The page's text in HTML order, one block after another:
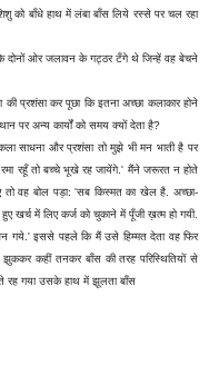
को बाँधे हाथ में लंबा बाँस लिये रस्से पर चल रहा
दोनों ओर जलावन के गट्ठर टँगे थे जिन्हें वह बेचने
प्रशंसा कर पूछा कि इतना अच्छा कलाकार होने
पर अन्य कार्यों को समय क्यों देता है?
साधना और प्रशंसा तो मुझे भी मन भाती है पर
रहूँ तो बच्चे भूखे रह जायेंगे.' मैंने जरूरत न होते
तो वह बोल पड़ा: 'सब किस्मत का खेल है. अच्छा-
खर्च में लिए कर्ज को चुकाने में पूँजी ख़त्म हो गयी.
गये.' इससे पहले कि मैं उसे हिम्मत देता वह फिर
कहीं तनकर बाँस की तरह परिस्थितियों से
रह गया उसके हाथ में झूलता बाँस